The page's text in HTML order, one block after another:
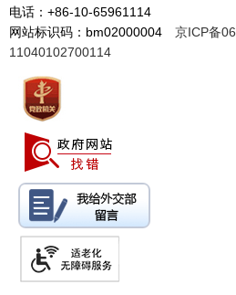
电话：+86-10-65961114
网站标识码：bm02000004 京ICP备
11040102700114